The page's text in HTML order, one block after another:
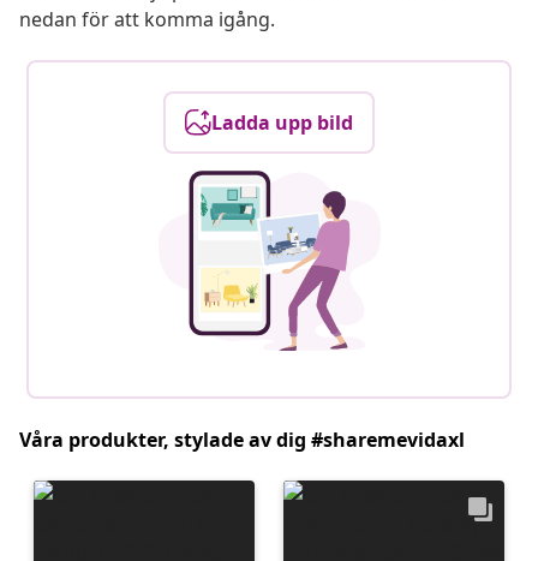
nedan för att komma igång.
Ladda upp bild
Våra produkter, stylade av dig #sharemevidaxl